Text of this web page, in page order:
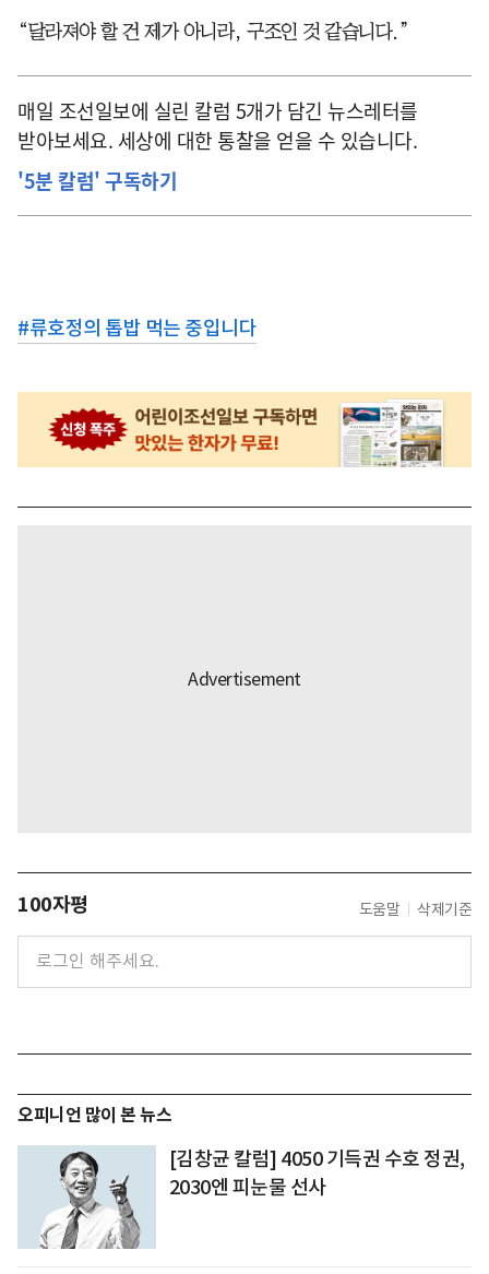
“달라져야 할 건 제가 아니라, 구조인 것 같습니다.”
매일 조선일보에 실린 칼럼 5개가 담긴 뉴스레터를
받아보세요. 세상에 대한 통찰을 얻을 수 있습니다.
'5분 칼럼' 구독하기
#류호정의 톱밥 먹는 중입니다
100자평 도움말 삭제기준
오피니언 많이 본 뉴스
[김창균 칼럼] 4050 기득권 수호 정권,
2030엔 피눈물 선사